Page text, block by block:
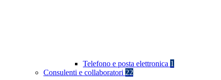
Telefono e posta elettronica 1
Consulenti e collaboratori 22